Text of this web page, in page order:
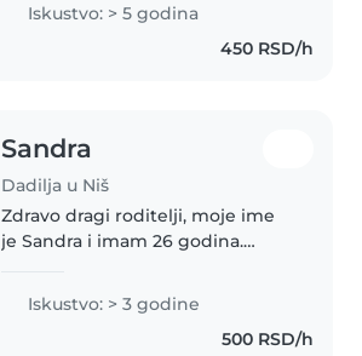
do uzrasta dece do 10
godina,takodje imam i zavrsen
Iskustvo: > 5 godina
450 RSD/h
Sandra
Dadilja u Niš
Zdravo dragi roditelji, moje ime
je Sandra i imam 26 godina.
Nišu, bilo radnim danima ili po
vašim potrebama. Imam iskustva
u radu sa decom različitih..
Iskustvo: > 3 godine
500 RSD/h